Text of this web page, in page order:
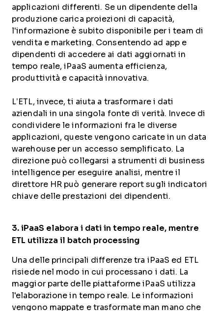
applicazioni differenti. Se un dipendente della
produzione carica proiezioni di capacità,
l'informazione è subito disponibile per i team di
vendita e marketing. Consentendo ad app e
dipendenti di accedere ai dati aggiornati in
tempo reale, iPaaS aumenta efficienza,
produttività e capacità innovativa.
L’ETL, invece, ti aiuta a trasformare i dati
aziendali in una singola fonte di verità. Invece di
condividere le informazioni fra le diverse
applicazioni, queste vengono caricate in un data
warehouse per un accesso semplificato. La
direzione può collegarsi a strumenti di business
intelligence per eseguire analisi, mentre il
direttore HR può generare report sugli indicatori
chiave delle prestazioni dei dipendenti.
3. iPaaS elabora i dati in tempo reale, mentre
ETL utilizza il batch processing
Una delle principali differenze tra iPaaS ed ETL
risiede nel modo in cui processano i dati. La
maggior parte delle piattaforme iPaaS utilizza
l'elaborazione in tempo reale. Le informazioni
vengono mappate e trasformate man mano che